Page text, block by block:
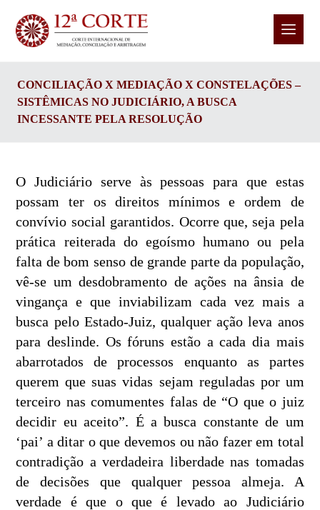
CONCILIAÇÃO X MEDIAÇÃO X CONSTELAÇÕES –
SISTÊMICAS NO JUDICIÁRIO, A BUSCA
INCESSANTE PELA RESOLUÇÃO
O Judiciário serve às pessoas para que estas
possam ter os direitos mínimos e ordem de
convívio social garantidos. Ocorre que, seja pela
prática reiterada do egoísmo humano ou pela
falta de bom senso de grande parte da população,
vê-se um desdobramento de ações na ânsia de
vingança e que inviabilizam cada vez mais a
busca pelo Estado-Juiz, qualquer ação leva anos
para deslinde. Os fóruns estão a cada dia mais
abarrotados de processos enquanto as partes
querem que suas vidas sejam reguladas por um
terceiro nas comumentes falas de “O que o juiz
decidir eu aceito”. É a busca constante de um
‘pai’ a ditar o que devemos ou não fazer em total
contradição a verdadeira liberdade nas tomadas
de decisões que qualquer pessoa almeja. A
verdade é que o que é levado ao Judiciário